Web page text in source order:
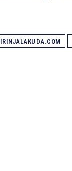
IRINJALAKUDA.COM